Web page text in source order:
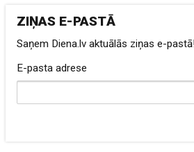
ZIŅAS E-PASTĀ
Saņem Diena.lv aktuālās ziņas e-pastā!
E-pasta adrese